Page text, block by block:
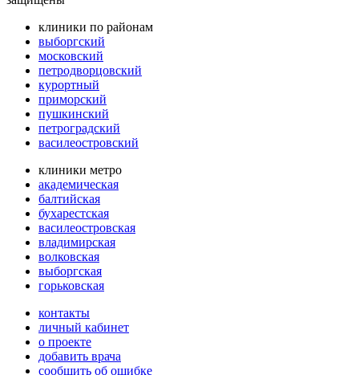
клиники по районам
выборгский
московский
петродворцовский
курортный
приморский
пушкинский
петроградский
василеостровский
клиники метро
академическая
балтийская
бухарестская
василеостровская
владимирская
волковская
выборгская
горьковская
контакты
личный кабинет
о проекте
добавить врача
сообщить об ошибке